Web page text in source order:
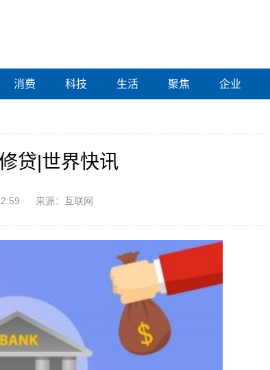
消费 科技 生活 聚焦 企业
贷|世界快讯
来源：互联网